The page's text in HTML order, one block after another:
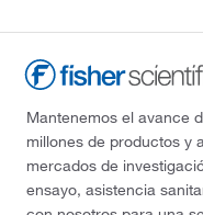
Mantenemos el avance
millones de productos y
mercados de
ensayo, asistencia